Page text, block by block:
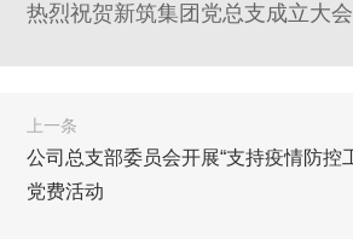
热烈祝贺新筑集团党总支成立大
上一条
公司总支部委员会开展“支持疫情防控
党费活动